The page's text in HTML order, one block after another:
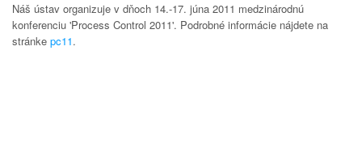
Náš ústav organizuje v dňoch 14.-17. júna 2011 medzinárodnú
konferenciu 'Process Control 2011'. Podrobné informácie nájdete na
stránke pc11.